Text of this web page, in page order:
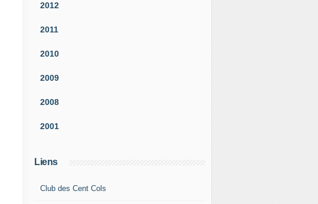
2012
2011
2010
2009
2008
2001
Liens
Club des Cent Cols